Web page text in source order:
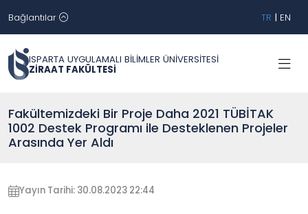
Bağlantılar TR | EN
ISPARTA UYGULAMALI BİLİMLER ÜNİVERSİTESİ
ZİRAAT FAKÜLTESİ
Fakültemizdeki Bir Proje Daha 2021 TÜBİTAK
1002 Destek Programı ile Desteklenen Projeler
Arasında Yer Aldı
Yayın Tarihi: 30.08.2023 22:44